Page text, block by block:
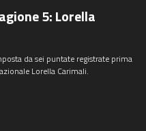
5: Lorella
da sei puntate registrate prima
Lorella Carimali.